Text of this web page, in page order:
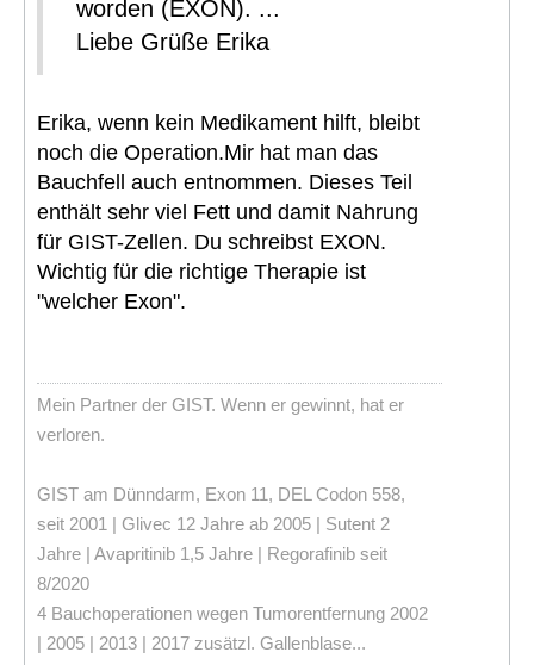
worden (EXON). ...
Liebe Grüße Erika
Erika, wenn kein Medikament hilft, bleibt
noch die Operation.Mir hat man das
Bauchfell auch entnommen. Dieses Teil
enthält sehr viel Fett und damit Nahrung
für GIST-Zellen. Du schreibst EXON.
Wichtig für die richtige Therapie ist
"welcher Exon".
Mein Partner der GIST. Wenn er gewinnt, hat er
verloren.
GIST am Dünndarm, Exon 11, DEL Codon 558,
seit 2001 | Glivec 12 Jahre ab 2005 | Sutent 2
Jahre | Avapritinib 1,5 Jahre | Regorafinib seit
8/2020
4 Bauchoperationen wegen Tumorentfernung 2002
| 2005 | 2013 | 2017 zusätzl. Gallenblase...